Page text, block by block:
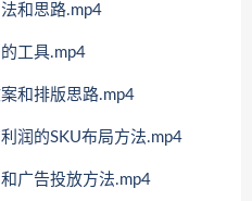
和思路.mp4
工具.mp4
和排版思路.mp4
润的SKU布局方法.mp4
广告投放方法.mp4